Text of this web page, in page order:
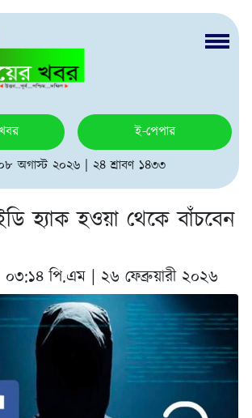
ই-পেপার
অগাস্ট ২০২৬ | ২৪ শ্রাবণ ১৪৩৩
হ্যাক হওয়া থেকে বাঁচবেন
০৩:১৪ পি.এম | ২৬ ফেব্রুয়ারী ২০২৬